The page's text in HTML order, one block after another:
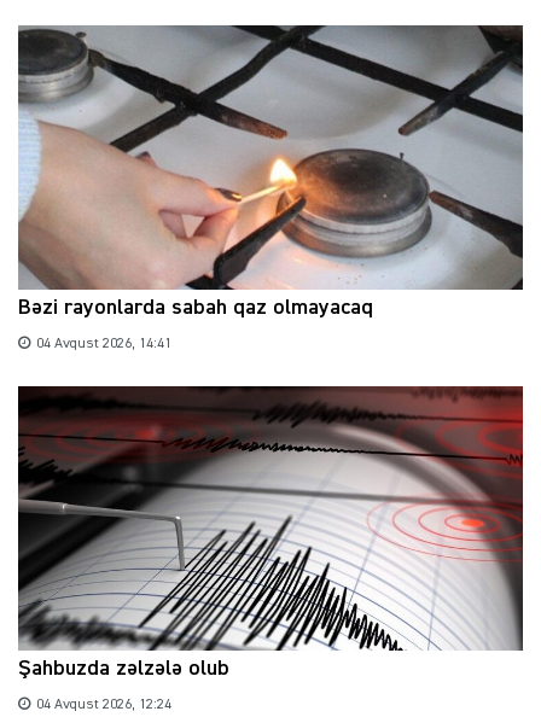
Bəzi rayonlarda sabah qaz olmayacaq
04 Avqust 2026, 14:41
Şahbuzda zəlzələ olub
04 Avqust 2026, 12:24